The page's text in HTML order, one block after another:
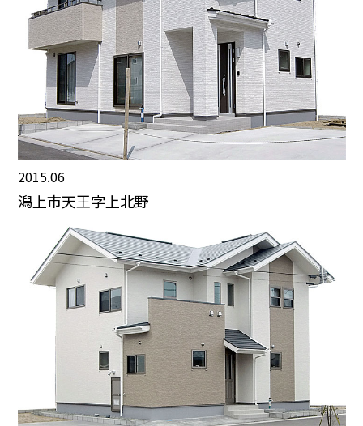
2015.06
潟上市天王字上北野